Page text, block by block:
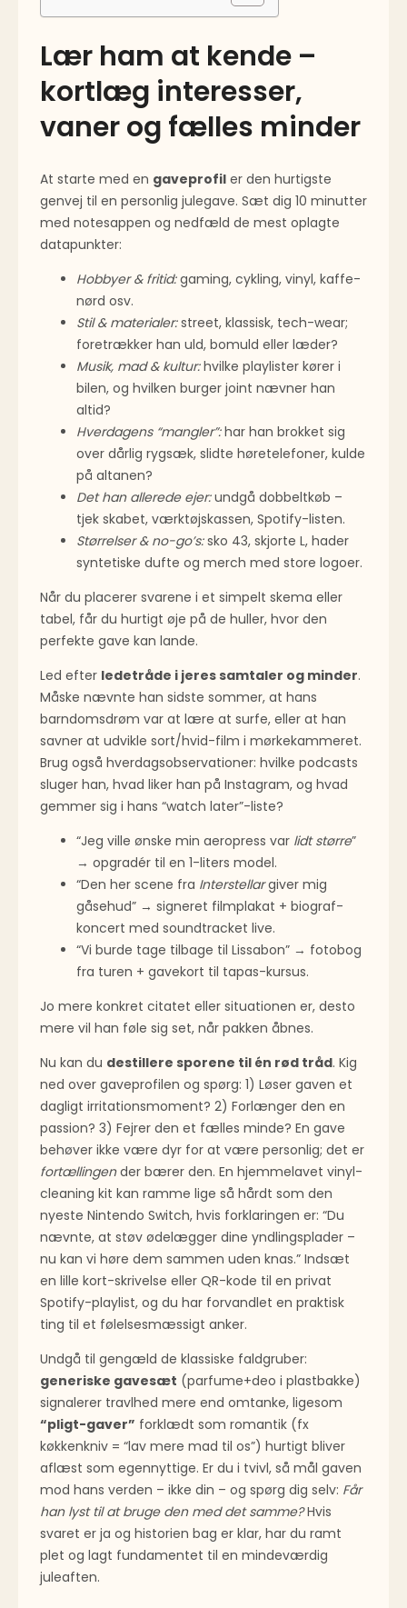
Lær ham at kende –
kortlæg interesser,
vaner og fælles minder
At starte med en gaveprofil er den hurtigste
genvej til en personlig julegave. Sæt dig 10 minutter
med notesappen og nedfæld de mest oplagte
datapunkter:
Hobbyer & fritid:gaming, cykling, vinyl, kaffe-
nørd osv.
Stil & materialer:street, klassisk, tech-wear;
foretrækker han uld, bomuld eller læder?
Musik, mad & kultur:hvilke playlister kører i
bilen, og hvilken burger joint nævner han
altid?
Hverdagens “mangler”:har han brokket sig
over dårlig rygsæk, slidte høretelefoner, kulde
på altanen?
Det han allerede ejer:undgå dobbelt­køb –
tjek skabet, værktøjskassen, Spotify-listen.
Størrelser & no-go’s:sko 43, skjorte L, hader
syntetiske dufte og merch med store logoer.
Når du placerer svarene i et simpelt skema eller
tabel, får du hurtigt øje på de huller, hvor den
perfekte gave kan lande.
Led efter ledetråde i jeres samtaler og minder.
Måske nævnte han sidste sommer, at hans
barndomsdrøm var at lære at surfe, eller at han
savner at udvikle sort/hvid-film i mørkekammeret.
Brug også hverdagsobservationer: hvilke podcasts
sluger han, hvad liker han på Instagram, og hvad
gemmer sig i hans “watch later”-liste?
“Jeg ville ønske min aeropress var lidt større”
→ opgradér til en 1-liters model.
“Den her scene fra Interstellargiver mig
gåsehud” → signeret filmplakat + biograf­
koncert med soundtracket live.
“Vi burde tage tilbage til Lissabon” → fotobog
fra turen + gavekort til tapas-kursus.
Jo mere konkret citatet eller situationen er, desto
mere vil han føle sig set, når pakken åbnes.
Nu kan du destillere sporene til én rød tråd. Kig
ned over gaveprofilen og spørg: 1) Løser gaven et
dagligt irritationsmoment? 2) Forlænger den en
passion? 3) Fejrer den et fælles minde? En gave
behøver ikke være dyr for at være personlig; det er
fortællingender bærer den. En hjemmelavet vinyl-
cleaning kit kan ramme lige så hårdt som den
nyeste Nintendo Switch, hvis forklaringen er: “Du
nævnte, at støv ødelægger dine yndlingsplader –
nu kan vi høre dem sammen uden knas.” Indsæt
en lille kort-skrivelse eller QR-kode til en privat
Spotify-playlist, og du har forvandlet en praktisk
ting til et følelsesmæssigt anker.
Undgå til gengæld de klassiske faldgruber:
generiske gavesæt (parfume+deo i plastbakke)
signalerer travlhed mere end omtanke, ligesom
“pligt-gaver” forklædt som romantik (fx
køkkenkniv = “lav mere mad til os”) hurtigt bliver
aflæst som egennyttige. Er du i tvivl, så mål gaven
mod hans verden – ikke din – og spørg dig selv: Får
han lyst til at bruge den med det samme?Hvis
svaret er ja og historien bag er klar, har du ramt
plet og lagt fundamentet til en mindeværdig
juleaften.